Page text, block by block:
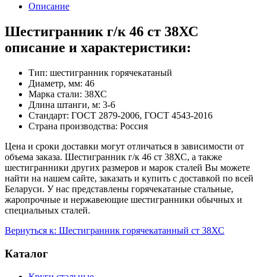
Описание
Шестигранник г/к 46 ст 38ХС
описание и характеристики:
Тип: шестигранник горячекатаный
Диаметр, мм: 46
Марка стали: 38ХС
Длина штанги, м: 3-6
Стандарт: ГОСТ 2879-2006, ГОСТ 4543-2016
Страна производства: Россия
Цена и сроки доставки могут отличаться в зависимости от
объема заказа. Шестигранник г/к 46 ст 38ХС, а также
шестигранники других размеров и марок сталей Вы можете
найти на нашем сайте, заказать и купить с доставкой по всей
Беларуси. У нас представлены горячекатаные стальные,
жаропрочные и нержавеющие шестигранники обычных и
специальных сталей.
Вернуться к: Шестигранник горячекатанный ст 38ХС
Каталог